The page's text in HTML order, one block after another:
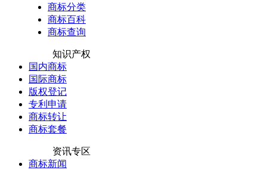
商标分类
商标百科
商标查询
知识产权
国内商标
国际商标
版权登记
专利申请
商标转让
商标套餐
资讯专区
商标新闻